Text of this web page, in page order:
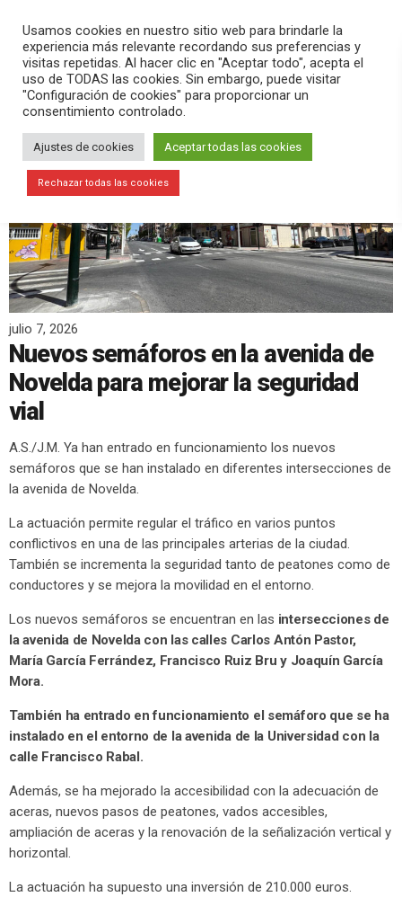
search menu pause PLAY
julio 7, 2026
Nuevos semáforos en la avenida de
Novelda para mejorar la seguridad
vial
A.S./J.M. Ya han entrado en funcionamiento los nuevos
semáforos que se han instalado en diferentes intersecciones de
la avenida de Novelda.
La actuación permite regular el tráfico en varios puntos
conflictivos en una de las principales arterias de la ciudad.
También se incrementa la seguridad tanto de peatones como de
conductores y se mejora la movilidad en el entorno.
Los nuevos semáforos se encuentran en las intersecciones de
la avenida de Novelda con las calles Carlos Antón Pastor,
María García Ferrández, Francisco Ruiz Bru y Joaquín García
Mora.
También ha entrado en funcionamiento el semáforo que se ha
instalado en el entorno de la avenida de la Universidad con la
calle Francisco Rabal.
Además, se ha mejorado la accesibilidad con la adecuación de
aceras, nuevos pasos de peatones, vados accesibles,
ampliación de aceras y la renovación de la señalización vertical y
horizontal.
La actuación ha supuesto una inversión de 210.000 euros.
Usamos cookies en nuestro sitio web para brindarle la
experiencia más relevante recordando sus preferencias y
visitas repetidas. Al hacer clic en "Aceptar todo", acepta el
uso de TODAS las cookies. Sin embargo, puede visitar
"Configuración de cookies" para proporcionar un
consentimiento controlado.
Ajustes de cookies Aceptar todas las cookies
Rechazar todas las cookies